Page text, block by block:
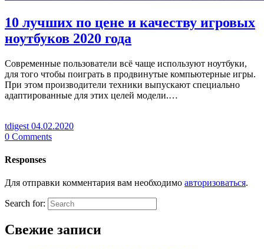
10 лучших по цене и качеству игровых
ноутбуков 2020 года
Современные пользователи всё чаще используют ноутбуки,
для того чтобы поиграть в продвинутые компьютерные игры.
При этом производители техники выпускают специально
адаптированные для этих целей модели.…
tdigest 04.02.2020
0 Comments
Responses
Для отправки комментария вам необходимо авторизоваться.
Search for:
Свежие записи